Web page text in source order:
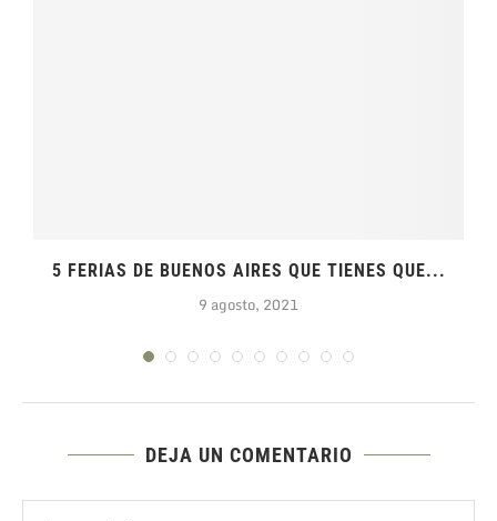
5 FERIAS DE BUENOS AIRES QUE TIENES QUE...
9 agosto, 2021
DEJA UN COMENTARIO